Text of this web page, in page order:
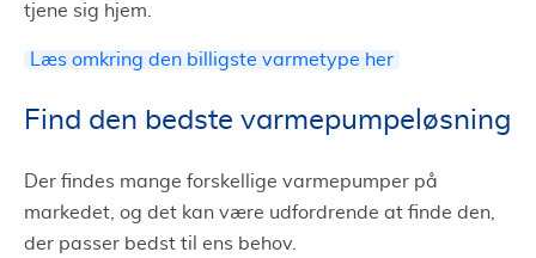
tjene sig hjem.
Læs omkring den billigste varmetype her
Find den bedste varmepumpeløsning
Der findes mange forskellige varmepumper på
markedet, og det kan være udfordrende at finde den,
der passer bedst til ens behov.